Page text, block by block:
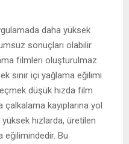
daha yüksek
sonuçları olabilir.
filmleri oluşturulmaz.
sınır içi yağlama eğilimi
düşük hızda film
çalkalama kayıplarına yol
yüksek hızlarda, üretilen
eğilimindedir. Bu